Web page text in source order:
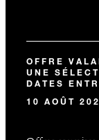
OFFRE
UNE
DATES
10 AOÛT